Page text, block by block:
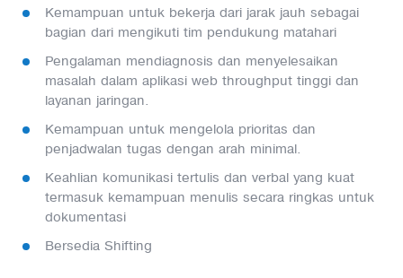
Kemampuan untuk bekerja dari jarak jauh sebagai
bagian dari mengikuti tim pendukung matahari
Pengalaman mendiagnosis dan menyelesaikan
masalah dalam aplikasi web throughput tinggi dan
layanan jaringan.
Kemampuan untuk mengelola prioritas dan
penjadwalan tugas dengan arah minimal.
Keahlian komunikasi tertulis dan verbal yang kuat
termasuk kemampuan menulis secara ringkas untuk
dokumentasi
Bersedia Shifting